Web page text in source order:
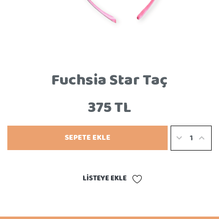
Fuchsia Star Taç
375 TL
SEPETE EKLE
LISTEYE EKLE